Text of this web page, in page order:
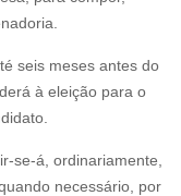
seis meses antes do
à eleição para o
se-á, ordinariamente,
necessário, por